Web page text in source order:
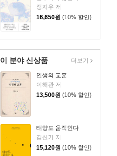
정지우 저
16,650원 (10% 할인)
이 분야 신상품
인생의 교훈
이해관 저
13,500원 (10% 할인)
태양도 움직인다
김신기 저
15,120원 (10% 할인)
더보기